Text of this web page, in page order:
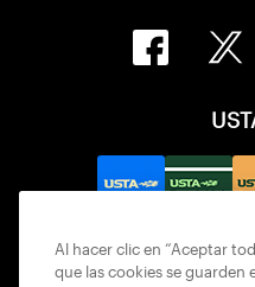
Al hacer clic en “Aceptar
que las cookies se guarden